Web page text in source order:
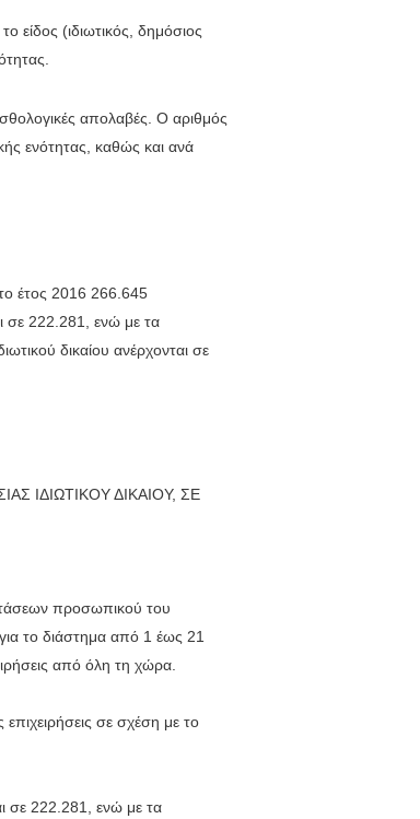
είδος (ιδιωτικός, δημόσιος
απολαβές. Ο αριθμός
ενότητας, καθώς και ανά
έτος 2016 266.645
σε 222.281, ενώ με τα
δικαίου ανέρχονται σε
ΙΔΙΩΤΙΚΟΥ ΔΙΚΑΙΟΥ, ΣΕ
προσωπικού του
το διάστημα από 1 έως 21
από όλη τη χώρα.
σε σχέση με το
σε 222.281, ενώ με τα